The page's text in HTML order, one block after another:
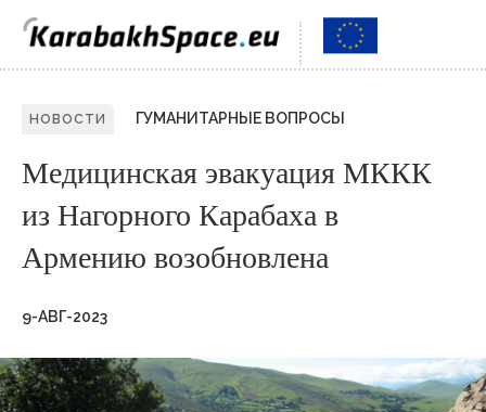
НОВОСТИ ГУМАНИТАРНЫЕ ВОПРОСЫ
Медицинская эвакуация МККК
из Нагорного Карабаха в
Армению возобновлена
9-АВГ-2023